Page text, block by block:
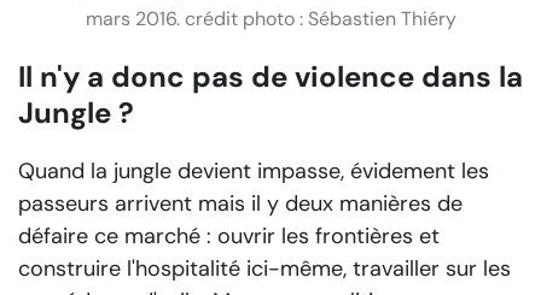
mars 2016. crédit photo : Sébastien Thiéry
Il n'y a donc pas de violence dans la
Jungle ?
Quand la jungle devient impasse, évidement les
passeurs arrivent mais il y deux manières de
défaire ce marché : ouvrir les frontières et
construire l'hospitalité ici-même, travailler sur les